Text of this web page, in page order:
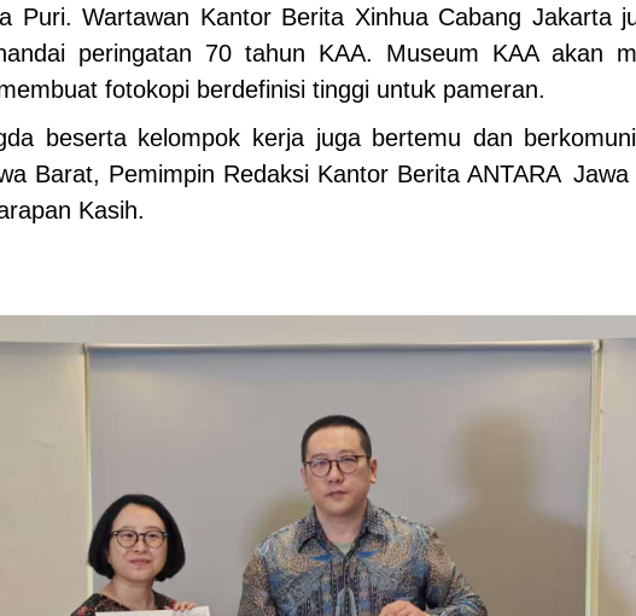
Puri. Wartawan Kantor Berita Xinhua Cabang Jakarta
peringatan 70 tahun KAA. Museum KAA akan
fotokopi berdefinisi tinggi untuk pameran.
beserta kelompok kerja juga bertemu dan
Barat, Pemimpin Redaksi Kantor Berita ANTARA
Kasih.